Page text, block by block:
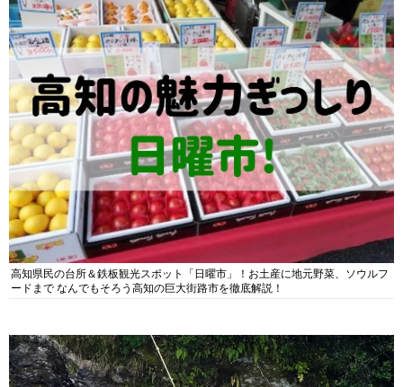
高知県民の台所＆鉄板観光スポット「日曜市」！お土産に地元野菜、ソウルフ
ードまで なんでもそろう高知の巨大街路市を徹底解説！